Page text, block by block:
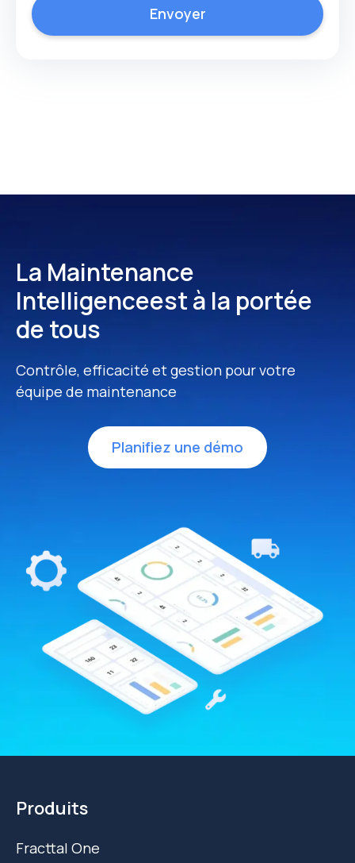
La Maintenance
Intelligenceest à la portée
de tous
Contrôle, efficacité et gestion pour votre
équipe de maintenance
Planifiez une démo
Produits
Fracttal One